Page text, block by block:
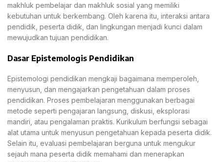
makhluk pembelajar dan makhluk sosial yang memiliki
kebutuhan untuk berkembang. Oleh karena itu, interaksi antara
pendidik, peserta didik, dan lingkungan menjadi kunci dalam
mewujudkan tujuan pendidikan.
Dasar Epistemologis Pendidikan
Epistemologi pendidikan mengkaji bagaimana memperoleh,
menyusun, dan mengajarkan pengetahuan dalam proses
pendidikan. Proses pembelajaran menggunakan berbagai
metode seperti pengajaran langsung, diskusi, eksplorasi
mandiri, atau pengalaman praktis. Kurikulum berfungsi sebagai
alat utama untuk menyusun pengetahuan kepada peserta didik.
Selain itu, evaluasi pembelajaran berguna untuk mengukur
sejauh mana peserta didik memahami dan menerapkan